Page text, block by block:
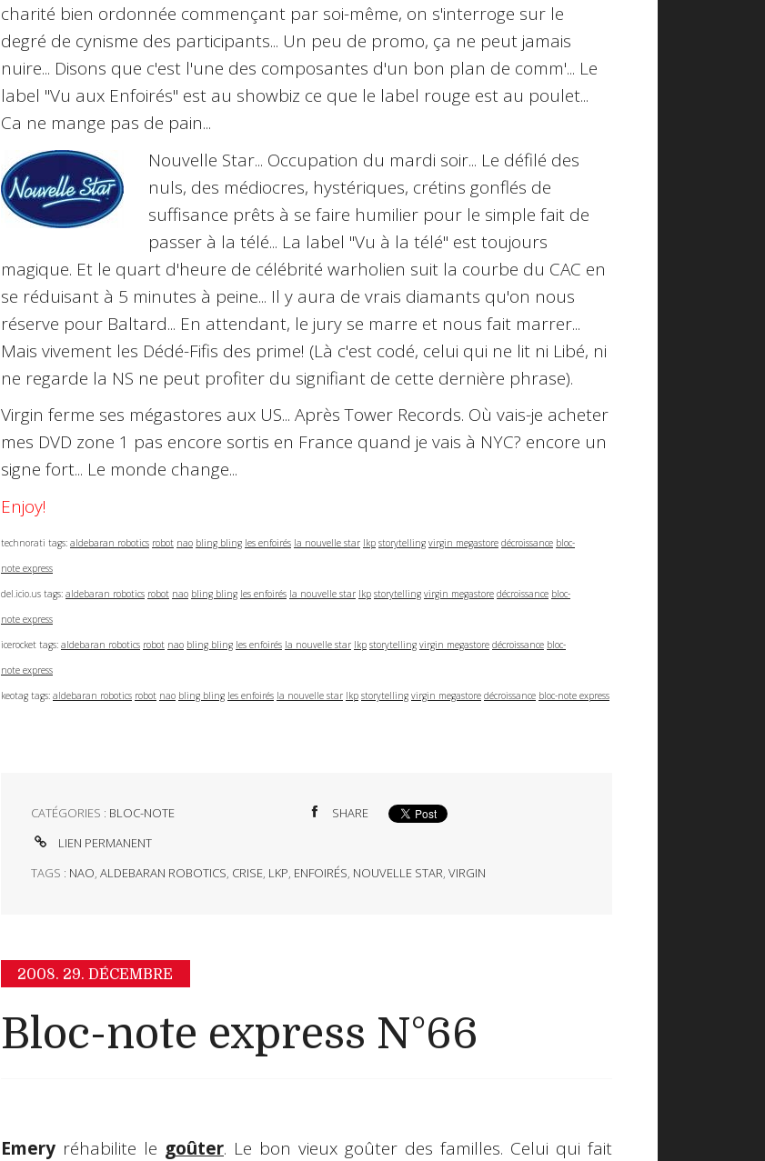
charité bien ordonnée commençant par soi-même, on s'interroge sur le
degré de cynisme des participants... Un peu de promo, ça ne peut jamais
nuire... Disons que c'est l'une des composantes d'un bon plan de comm'... Le
label "Vu aux Enfoirés" est au showbiz ce que le label rouge est au poulet...
Ca ne mange pas de pain...
Nouvelle Star... Occupation du mardi soir... Le défilé des
nuls, des médiocres, hystériques, crétins gonflés de
suffisance prêts à se faire humilier pour le simple fait de
passer à la télé... La label "Vu à la télé" est toujours
magique. Et le quart d'heure de célébrité warholien suit la courbe du CAC en
se réduisant à 5 minutes à peine... Il y aura de vrais diamants qu'on nous
réserve pour Baltard... En attendant, le jury se marre et nous fait marrer...
Mais vivement les Dédé-Fifis des prime! (Là c'est codé, celui qui ne lit ni Libé, ni
ne regarde la NS ne peut profiter du signifiant de cette dernière phrase).
Virgin ferme ses mégastores aux US... AprèsTower Records. Où vais-je acheter
mes DVD zone 1 pas encore sortis en France quand je vais à NYC? encore un
signe fort... Le monde change...
Enjoy!
technorati tags: aldebaran robotics robot nao bling bling les enfoirés la nouvelle star lkp storytelling virgin megastore décroissance bloc-
note express
del.icio.us tags: aldebaran robotics robot nao bling bling les enfoirés la nouvelle star lkp storytelling virgin megastore décroissance bloc-
note express
icerocket tags: aldebaran robotics robot nao bling bling les enfoirés la nouvelle star lkp storytelling virgin megastore décroissance bloc-
note express
keotag tags: aldebaran robotics robot nao bling bling les enfoirés la nouvelle star lkp storytelling virgin megastore décroissance bloc-note express
CATÉGORIES : BLOC-NOTE
SHARE
LIEN PERMANENT
TAGS : NAO, ALDEBARAN ROBOTICS, CRISE, LKP, ENFOIRÉS, NOUVELLE STAR, VIRGIN
2008. 29. DÉCEMBRE
Bloc-note express N°66
Emery réhabilite le goûter. Le bon vieux goûter des familles. Celui qui fait